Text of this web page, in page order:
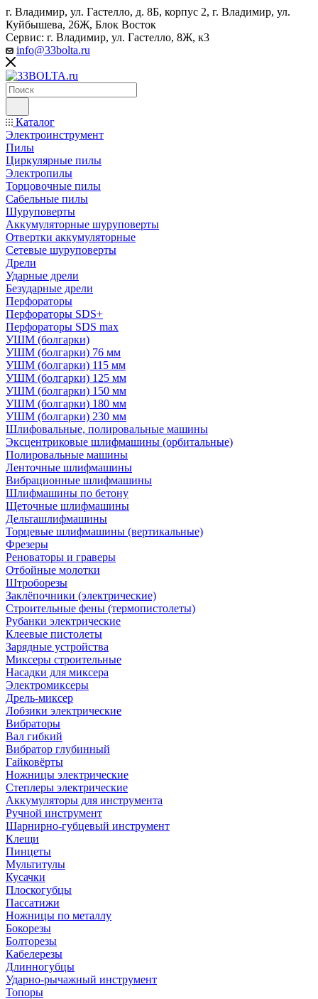
г. Владимир, ул. Гастелло, д. 8Б, корпус 2, г. Владимир, ул. ​
Куйбышева, 26Ж, Блок Восток
Сервис: г. Владимир, ул. Гастелло, 8Ж, к3
info@33bolta.ru
Каталог
Электроинструмент
Пилы
Циркулярные пилы
Электропилы
Торцовочные пилы
Сабельные пилы
Шуруповерты
Аккумуляторные шуруповерты
Отвертки аккумуляторные
Сетевые шуруповерты
Дрели
Ударные дрели
Безударные дрели
Перфораторы
Перфораторы SDS+
Перфораторы SDS max
УШМ (болгарки)
УШМ (болгарки) 76 мм
УШМ (болгарки) 115 мм
УШМ (болгарки) 125 мм
УШМ (болгарки) 150 мм
УШМ (болгарки) 180 мм
УШМ (болгарки) 230 мм
Шлифовальные, полировальные машины
Эксцентриковые шлифмашины (орбитальные)
Полировальные машины
Ленточные шлифмашины
Вибрационные шлифмашины
Шлифмашины по бетону
Щеточные шлифмашины
Дельташлифмашины
Торцевые шлифмашины (вертикальные)
Фрезеры
Реноваторы и граверы
Отбойные молотки
Штроборезы
Заклёпочники (электрические)
Строительные фены (термопистолеты)
Рубанки электрические
Клеевые пистолеты
Зарядные устройства
Миксеры строительные
Насадки для миксера
Электромиксеры
Дрель-миксер
Лобзики электрические
Вибраторы
Вал гибкий
Вибратор глубинный
Гайковёрты
Ножницы электрические
Степлеры электрические
Аккумуляторы для инструмента
Ручной инструмент
Шарнирно-губцевый инструмент
Клещи
Пинцеты
Мультитулы
Кусачки
Плоскогубцы
Пассатижи
Ножницы по металлу
Бокорезы
Болторезы
Кабелерезы
Длинногубцы
Ударно-рычажный инструмент
Топоры